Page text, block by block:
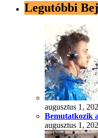
Legutóbbi
augusztus 1,
Bemutatkozik
augusztus 1,